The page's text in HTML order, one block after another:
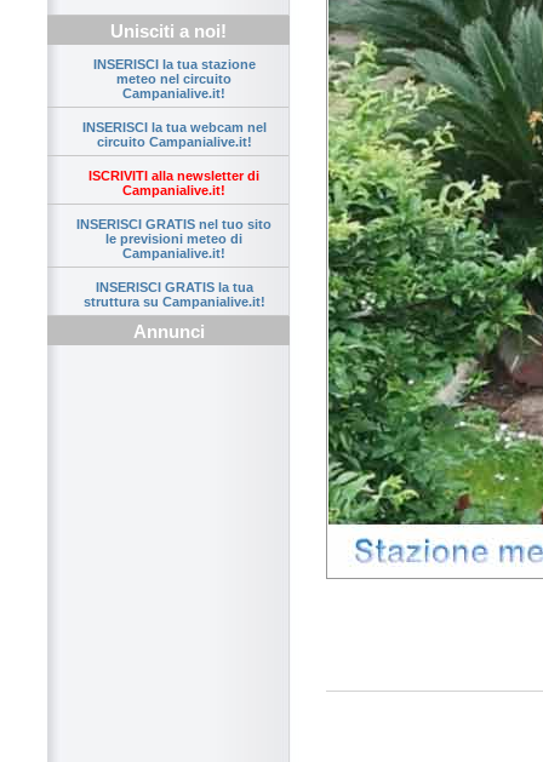
Unisciti a noi!
INSERISCI la tua stazione
meteo nel circuito
Campanialive.it!
INSERISCI la tua webcam nel
circuito Campanialive.it!
ISCRIVITI alla newsletter di
Campanialive.it!
INSERISCI GRATIS nel tuo sito
le previsioni meteo di
Campanialive.it!
INSERISCI GRATIS la tua
struttura su Campanialive.it!
Annunci